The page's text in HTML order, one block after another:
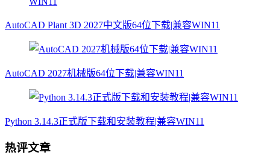
AutoCAD Plant 3D 2027中文版64位下载|兼容WIN11
AutoCAD 2027机械版64位下载|兼容WIN11
Python 3.14.3正式版下载和安装教程|兼容WIN11
热评文章